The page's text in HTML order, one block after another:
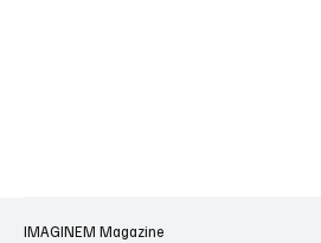
IMAGINEM Magazine